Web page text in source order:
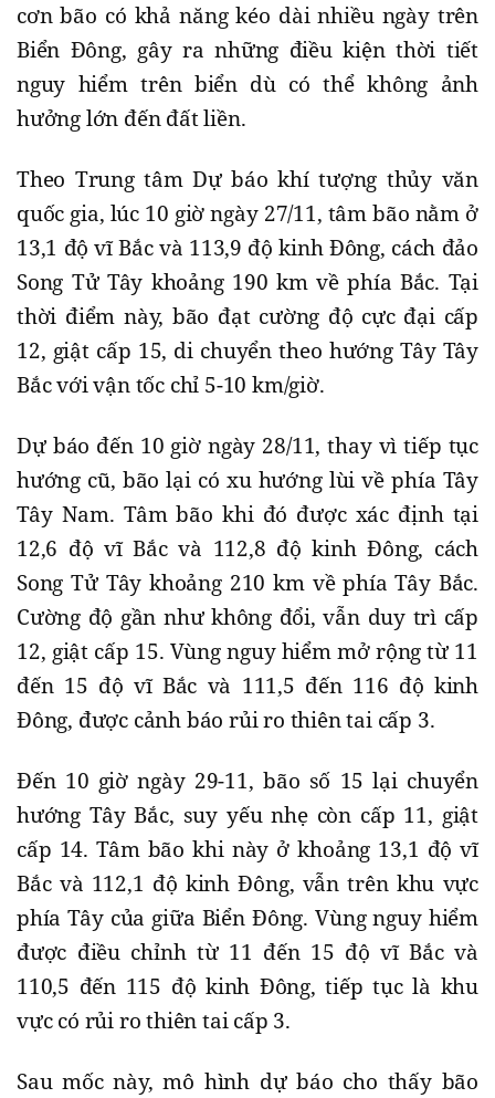
cơn bão có khả năng kéo dài nhiều ngày trên
Biển Đông, gây ra những điều kiện thời tiết
nguy hiểm trên biển dù có thể không ảnh
hưởng lớn đến đất liền.
Theo Trung tâm Dự báo khí tượng thủy văn
quốc gia, lúc 10 giờ ngày 27/11, tâm bão nằm ở
13,1 độ vĩ Bắc và 113,9 độ kinh Đông, cách đảo
Song Tử Tây khoảng 190 km về phía Bắc. Tại
thời điểm này, bão đạt cường độ cực đại cấp
12, giật cấp 15, di chuyển theo hướng Tây Tây
Bắc với vận tốc chỉ 5-10 km/giờ.
Dự báo đến 10 giờ ngày 28/11, thay vì tiếp tục
hướng cũ, bão lại có xu hướng lùi về phía Tây
Tây Nam. Tâm bão khi đó được xác định tại
12,6 độ vĩ Bắc và 112,8 độ kinh Đông, cách
Song Tử Tây khoảng 210 km về phía Tây Bắc.
Cường độ gần như không đổi, vẫn duy trì cấp
12, giật cấp 15. Vùng nguy hiểm mở rộng từ 11
đến 15 độ vĩ Bắc và 111,5 đến 116 độ kinh
Đông, được cảnh báo rủi ro thiên tai cấp 3.
Đến 10 giờ ngày 29-11, bão số 15 lại chuyển
hướng Tây Bắc, suy yếu nhẹ còn cấp 11, giật
cấp 14. Tâm bão khi này ở khoảng 13,1 độ vĩ
Bắc và 112,1 độ kinh Đông, vẫn trên khu vực
phía Tây của giữa Biển Đông. Vùng nguy hiểm
được điều chỉnh từ 11 đến 15 độ vĩ Bắc và
110,5 đến 115 độ kinh Đông, tiếp tục là khu
vực có rủi ro thiên tai cấp 3.
Sau mốc này, mô hình dự báo cho thấy bão